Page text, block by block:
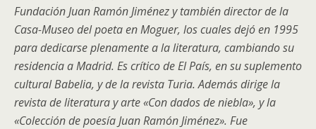
Fundación Juan Ramón Jiménez y también director de la
Casa-Museo del poeta en Moguer, los cuales dejó en 1995
para dedicarse plenamente a la literatura, cambiando su
residencia a Madrid. Es crítico de El País, en su suplemento
cultural Babelia, y de la revista Turia. Además dirige la
revista de literatura y arte «Con dados de niebla», y la
«Colección de poesía Juan Ramón Jiménez». Fue